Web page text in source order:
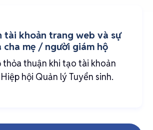
tài khoản trang web và sự
cha mẹ / người giám hộ
thuận khi tạo tài khoản
hội Quản lý Tuyển sinh.